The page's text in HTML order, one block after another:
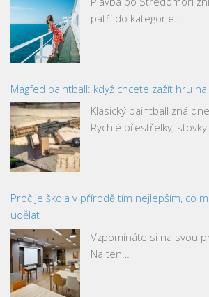
patří do kategorie…
Magfed paintball: když chcete zažít hru
Klasický paintball zná
Rychlé přestřelky,
Proč je škola v přírodě tím nejlepším, co
udělat
Vzpomínáte si na svou
Na ten…